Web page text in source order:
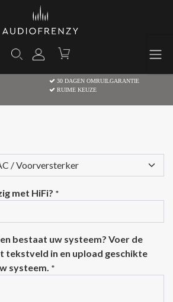
30 DAGEN OMRUILGARANTIE
RUIME KEUZE
met HiFi? *
bestaat uw systeem? Voer de
tekstveld in en upload geschikte
systeem. *